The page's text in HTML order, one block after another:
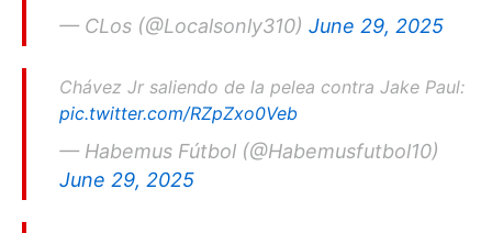
— CLos (@Localsonly310) June 29, 2025
Chávez Jr saliendo de la pelea contra Jake Paul:
pic.twitter.com/RZpZxo0Veb
— Habemus Fútbol (@Habemusfutbol10)
June 29, 2025